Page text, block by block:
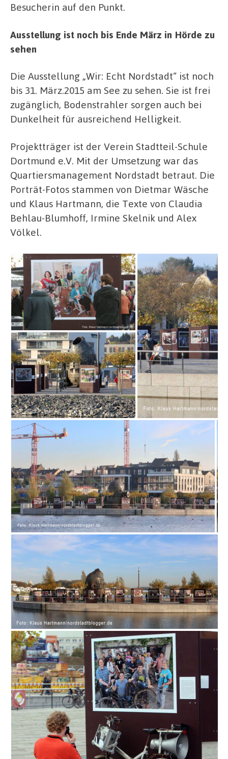
Besucherin auf den Punkt.
Ausstellung ist noch bis Ende März in Hörde zu
sehen
Die Ausstellung „Wir: Echt Nordstadt“ ist noch
bis 31. März.2015 am See zu sehen. Sie ist frei
zugänglich, Bodenstrahler sorgen auch bei
Dunkelheit für ausreichend Helligkeit.
Projektträger ist der Verein Stadtteil-Schule
Dortmund e.V. Mit der Umsetzung war das
Quartiersmanagement Nordstadt betraut. Die
Porträt-Fotos stammen von Dietmar Wäsche
und Klaus Hartmann, die Texte von Claudia
Behlau-Blumhoff, Irmine Skelnik und Alex
Völkel.